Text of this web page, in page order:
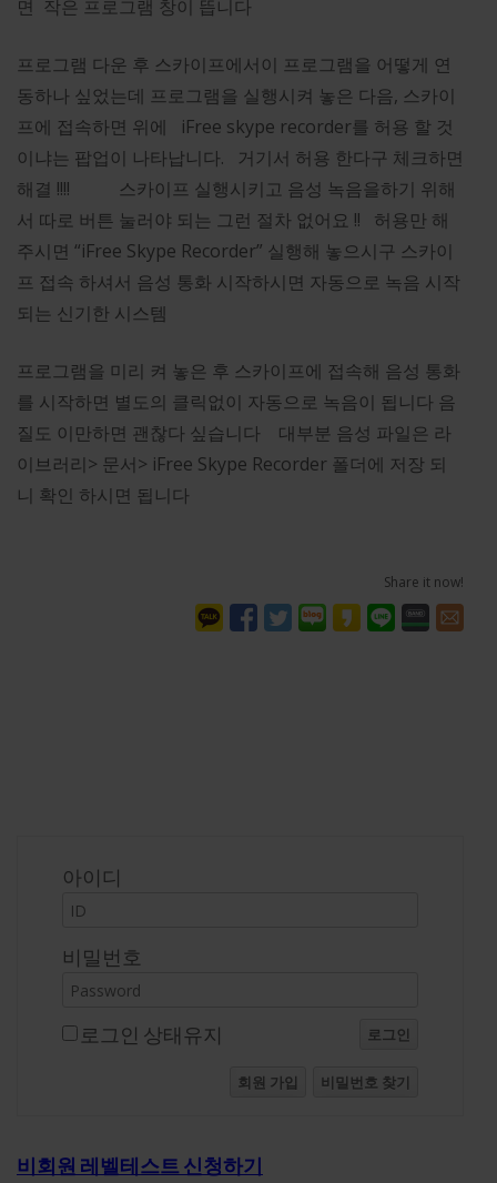
면 작은 프로그램 창이 뜹니다
프로그램 다운 후 스카이프에서이 프로그램을 어떻게 연
동하나 싶었는데 프로그램을 실행시켜 놓은 다음, 스카이
프에 접속하면 위에 iFree skype recorder를 허용 할 것
이냐는 팝업이 나타납니다. 거기서 허용 한다구 체크하면
해결 !!!! 스카이프 실행시키고 음성 녹음을하기 위해
서 따로 버튼 눌러야 되는 그런 절차 없어요 !! 허용만 해
주시면 “iFree Skype Recorder” 실행해 놓으시구 스카이
프 접속 하셔서 음성 통화 시작하시면 자동으로 녹음 시작
되는 신기한 시스템
프로그램을 미리 켜 놓은 후 스카이프에 접속해 음성 통화
를 시작하면 별도의 클릭없이 자동으로 녹음이 됩니다 음
질도 이만하면 괜찮다 싶습니다 대부분 음성 파일은 라
이브러리> 문서> iFree Skype Recorder 폴더에 저장 되
니 확인 하시면 됩니다
Share it now!
아이디
비밀번호
로그인 상태유지 로그인
회원 가입 비밀번호 찾기
비회원 레벨테스트 신청하기